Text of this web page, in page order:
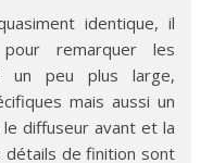
identique, il
remarquer les
un peu plus large,
mais aussi un
diffuseur avant et la
détails de finition sont